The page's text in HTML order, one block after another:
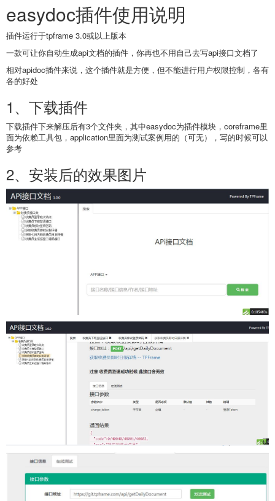
easydoc插件使用说明
插件运行于tpframe 3.0或以上版本
一款可让你自动生成api文档的插件，你再也不用自己去写api接口文档了
相对apidoc插件来说，这个插件就是方便，但不能进行用户权限控制，各有
各的好处
1、下载插件
下载插件下来解压后有3个文件夹，其中easydoc为插件模块，coreframe里
面为依赖工具包，application里面为测试案例用的（可无），写的时候可以
参考
2、安装后的效果图片